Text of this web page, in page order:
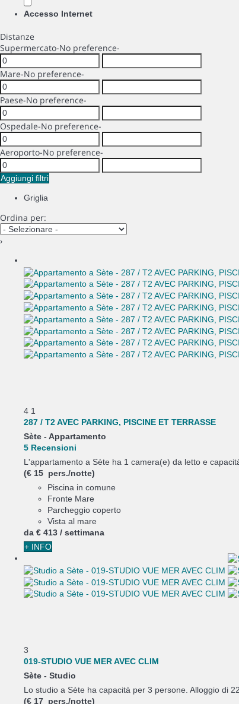
Accesso Internet
Distanze
Supermercato-No preference-
Mare-No preference-
Paese-No preference-
Ospedale-No preference-
Aeroporto-No preference-
Aggiungi filtri
Griglia
Ordina per:
›
4 1
287 / T2 AVEC PARKING, PISCINE ET TERRASSE
Sète - Appartamento
5 Recensioni
L'appartamento a Sète ha 1 camera(e) da letto e
(€ 15 pers./notte)
Piscina in comune
Fronte Mare
Parcheggio coperto
Vista al mare
da € 413 / settimana
+ INFO
3
019-STUDIO VUE MER AVEC CLIM
Sète - Studio
Lo studio a Sète ha capacità per 3 persone. Alloggio di
(€ 17 pers./notte)